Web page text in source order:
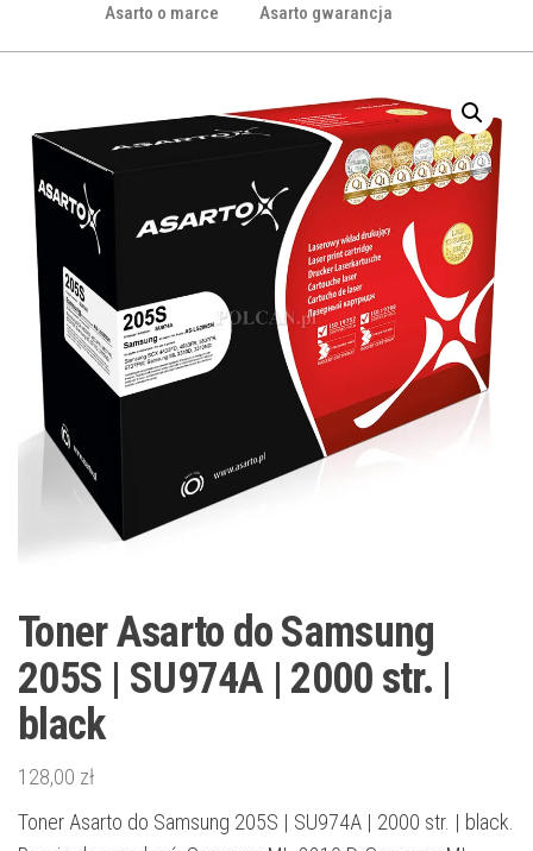
Asarto o marce Asarto gwarancja
Toner Asarto do Samsung
205S | SU974A | 2000 str. |
black
128,00 zł
Toner Asarto do Samsung 205S | SU974A | 2000 str. | black.